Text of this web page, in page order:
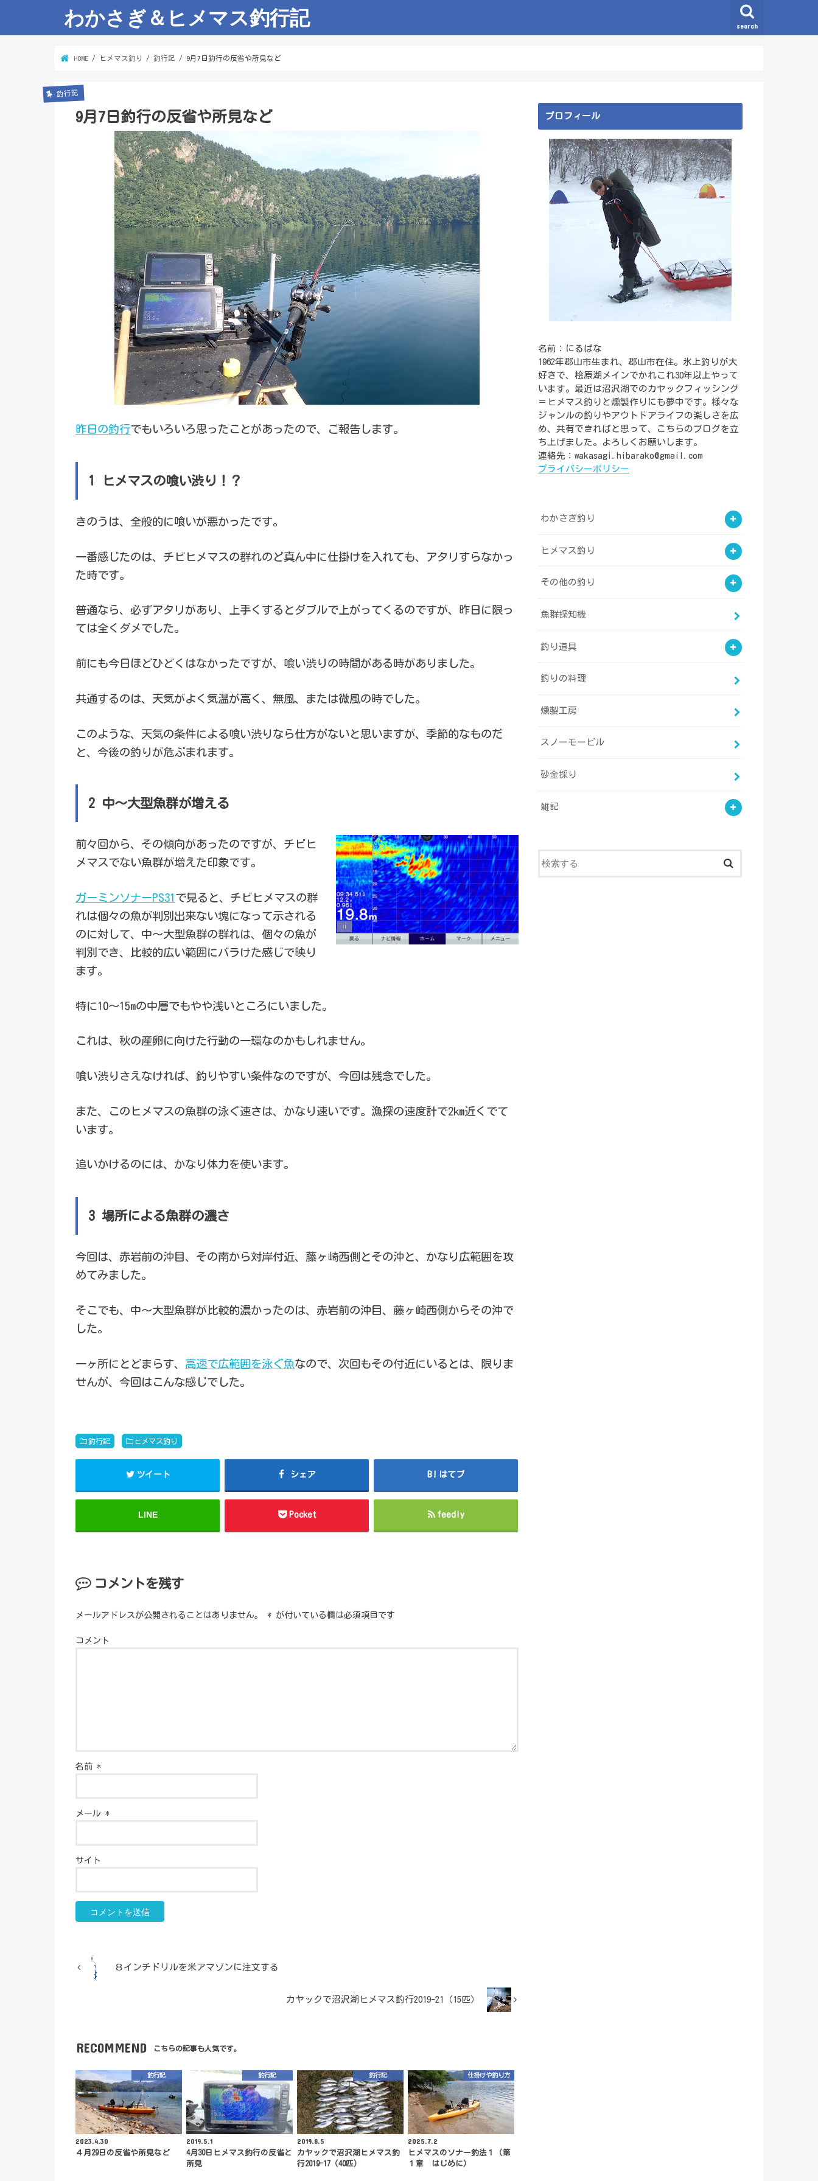
わかさぎ＆ヒメマス釣行記 search
HOME ヒメマス釣り 釣行記 9月7日釣行の反省や所見など
釣行記
9月7日釣行の反省や所見など
昨日の釣行でもいろいろ思ったことがあったので、ご報告します。
1 ヒメマスの喰い渋り！？
きのうは、全般的に喰いが悪かったです。
一番感じたのは、チビヒメマスの群れのど真ん中に仕掛けを入れても、アタリすらなかっ
た時です。
普通なら、必ずアタリがあり、上手くするとダブルで上がってくるのですが、昨日に限っ
ては全くダメでした。
前にも今日ほどひどくはなかったですが、喰い渋りの時間がある時がありました。
共通するのは、天気がよく気温が高く、無風、または微風の時でした。
このような、天気の条件による喰い渋りなら仕方がないと思いますが、季節的なものだ
と、今後の釣りが危ぶまれます。
2 中～大型魚群が増える
前々回から、その傾向があったのですが、チビヒ
メマスでない魚群が増えた印象です。
ガーミンソナーPS31 で見ると、チビヒメマスの群
れは個々の魚が判別出来ない塊になって示される
のに対して、中～大型魚群の群れは、個々の魚が
判別でき、比較的広い範囲にバラけた感じで映り
ます。
特に10～15mの中層でもやや浅いところにいました。
これは、秋の産卵に向けた行動の一環なのかもしれません。
喰い渋りさえなければ、釣りやすい条件なのですが、今回は残念でした。
また、このヒメマスの魚群の泳ぐ速さは、かなり速いです。漁探の速度計で2km近くでて
います。
追いかけるのには、かなり体力を使います。
3 場所による魚群の濃さ
今回は、赤岩前の沖目、その南から対岸付近、藤ヶ崎西側とその沖と、かなり広範囲を攻
めてみました。
そこでも、中～大型魚群が比較的濃かったのは、赤岩前の沖目、藤ヶ崎西側からその沖で
した。
一ヶ所にとどまらす、 高速で広範囲を泳ぐ魚なので、次回もその付近にいるとは、限りま
せんが、今回はこんな感じでした。
釣行記 ヒメマス釣り
ツイート シェア はてブ
LINE Pocket feedly
コメントを残す
メールアドレスが公開されることはありません。 * が付いている欄は必須項目です
コメント
名前 *
メール *
サイト
８インチドリルを米アマゾンに注文する
カヤックで沼沢湖ヒメマス釣行2019-21（15匹）
RECOMMEND こちらの記事も人気です。
釣行記
2023.4.30
４月29日の反省や所見など
釣行記
2019.5.1
4月30日ヒメマス釣行の反省と
所見
釣行記
2019.8.5
カヤックで沼沢湖ヒメマス釣
行2019-17（40匹）
仕掛けや釣り方
2025.7.2
ヒメマスのソナー釣法１（第
１章 はじめに）
プロフィール
名前：にるばな
1962年郡山市生まれ、郡山市在住。氷上釣りが大
好きで、桧原湖メインでかれこれ30年以上やって
います。最近は沼沢湖でのカヤックフィッシング
＝ヒメマス釣りと燻製作りにも夢中です。様々な
ジャンルの釣りやアウトドアライフの楽しさを広
め、共有できればと思って、こちらのブログを立
ち上げました。よろしくお願いします。
連絡先：wakasagi.hibarako@gmail.com
プライバシーポリシー
わかさぎ釣り
ヒメマス釣り
その他の釣り
魚群探知機
釣り道具
釣りの料理
燻製工房
スノーモービル
砂金採り
雑記